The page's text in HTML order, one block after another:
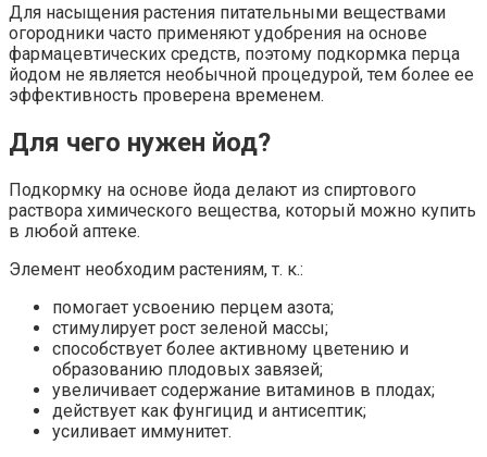
Для насыщения растения питательными веществами
огородники часто применяют удобрения на основе
фармацевтических средств, поэтому подкормка перца
йодом не является необычной процедурой, тем более ее
эффективность проверена временем.
Для чего нужен йод?
Подкормку на основе йода делают из спиртового
раствора химического вещества, который можно купить
в любой аптеке.
Элемент необходим растениям, т. к.:
помогает усвоению перцем азота;
стимулирует рост зеленой массы;
способствует более активному цветению и
образованию плодовых завязей;
увеличивает содержание витаминов в плодах;
действует как фунгицид и антисептик;
усиливает иммунитет.